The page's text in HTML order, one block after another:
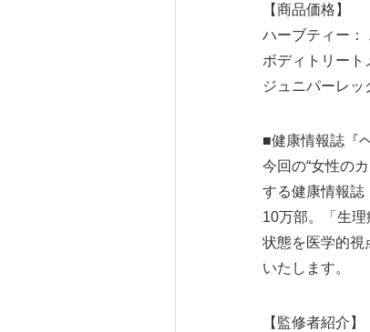
【商品価格】
ハーブティー：
ボディトリート
ジュニパーレッ
■健康情報誌『
今回の“女性の
する健康情報誌
10万部。「生
状態を医学的視
いたします。
【監修者紹介】